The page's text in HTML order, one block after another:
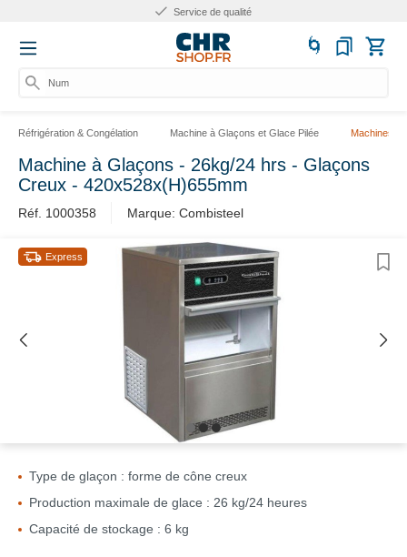
Service de qualité
Numér
Réfrigération & Congélation Machine à Glaçons et Glace Pilée Machines à
Machine à Glaçons - 26kg/24 hrs - Glaçons
Creux - 420x528x(H)655mm
Réf. 1000358 Marque: Combisteel
Express
Type de glaçon : forme de cône creux
Production maximale de glace : 26 kg/24 heures
Capacité de stockage : 6 kg